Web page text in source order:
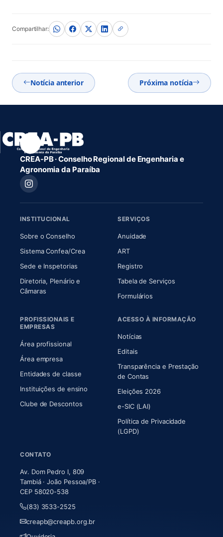
Compartilhar:
Notícia anterior Próxima notícia
CREA-PB · Conselho Regional de Engenharia e
Agronomia da Paraíba
INSTITUCIONAL
Sobre o Conselho(abre em nova aba)
Sistema Confea/Crea(abre em nova aba)
Sede e Inspetorias
Diretoria, Plenário e
Câmaras(abre em nova aba)
SERVIÇOS
Anuidade
ART(abre em nova aba)
Registro
Tabela de Serviços
Formulários
PROFISSIONAIS E
EMPRESAS
Área profissional
Área empresa
Entidades de classe
Instituições de ensino
Clube de Descontos
ACESSO À INFORMAÇÃO
Notícias
Editais
Transparência e Prestação
de Contas
Eleições 2026
e-SIC (LAI)
Política de Privacidade
(LGPD)
CONTATO
Av. Dom Pedro I, 809
Tambiá · João Pessoa/PB ·
CEP 58020-538
(83) 3533-2525
creapb@creapb.org.br